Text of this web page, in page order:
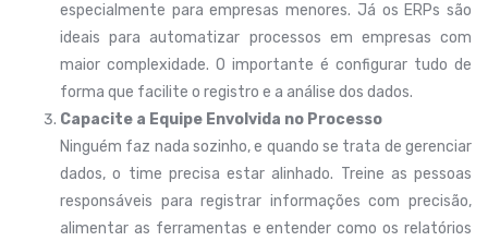
especialmente para empresas menores. Já os ERPs são
ideais para automatizar processos em empresas com
maior complexidade. O importante é configurar tudo de
forma que facilite o registro e a análise dos dados.
Capacite a Equipe Envolvida no Processo
Ninguém faz nada sozinho, e quando se trata de gerenciar
dados, o time precisa estar alinhado. Treine as pessoas
responsáveis para registrar informações com precisão,
alimentar as ferramentas e entender como os relatórios